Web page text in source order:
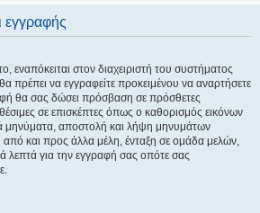
εγγραφής
εναπόκειται στον διαχειριστή του συστήματος
πρέπει να εγγραφείτε προκειμένου να αναρτήσετε
θα σας δώσει πρόσβαση σε πρόσθετες
σε επισκέπτες όπως ο καθορισμός εικόνων
αποστολή και λήψη μηνυμάτων
από και προς άλλα μέλη, ένταξη σε ομάδα μελών,
λεπτά για την εγγραφή σας οπότε σας